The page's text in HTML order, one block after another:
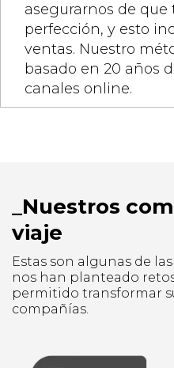
asegurarnos de que
perfección, y esto
ventas. Nuestro
basado en 20 años
canales online.
Nuestros
viaje
Estas son algunas de
nos han planteado
permitido transformar
compañías.